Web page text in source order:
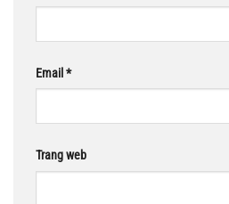
Email *
Trang web